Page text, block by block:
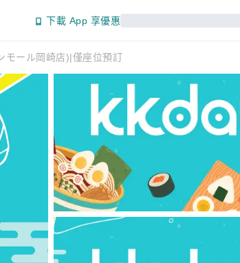
下載 App 享優惠
モール岡崎店)|僅座位預訂